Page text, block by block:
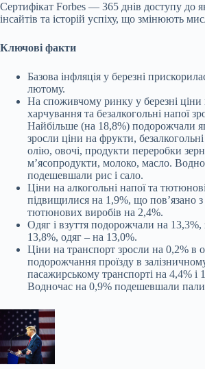
Сертифікат Forbes — 365 днів доступу до
інсайтів та історій успіху, що змінюють
Ключові факти
Базова інфляція у березні
лютому.
На споживчому ринку у березні ціни
харчування та безалкогольні напої
Найбільше (на 18,8%) подорожчали
зросли ціни на фрукти,
олію, овочі, продукти переробки
мʼясопродукти, молоко, масло.
подешевшали рис і сало.
Ціни на алкогольні напої та
підвищилися на 1,9%, що пов’язано
тютюнових виробів на 2,4%.
Одяг і взуття подорожчали на 13,3%,
13,8%, одяг – на 13,0%.
Ціни на транспорт зросли на 0,2% в
подорожчання проїзду в
пасажирському транспорті на 4,4% і
Водночас на 0,9% подешевшали